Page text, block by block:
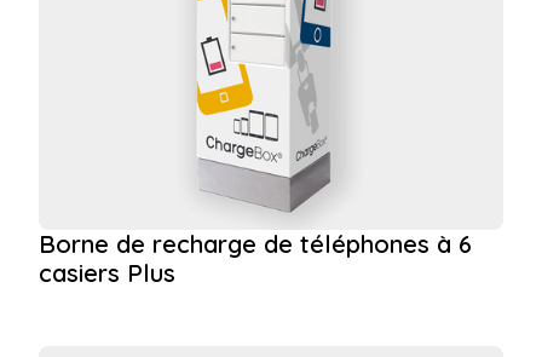
Borne de recharge de téléphones à 6
casiers Plus